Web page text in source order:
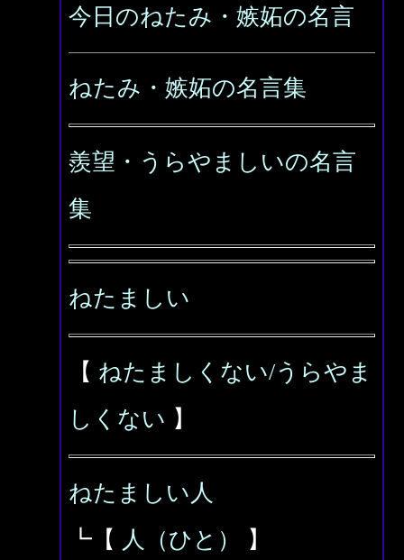
今日のねたみ・嫉妬の名言
ねたみ・嫉妬の名言集
羨望・うらやましいの名言
集
ねたましい
【 ねたましくない/うらやま
しくない 】
ねたましい人
┗【 人（ひと） 】